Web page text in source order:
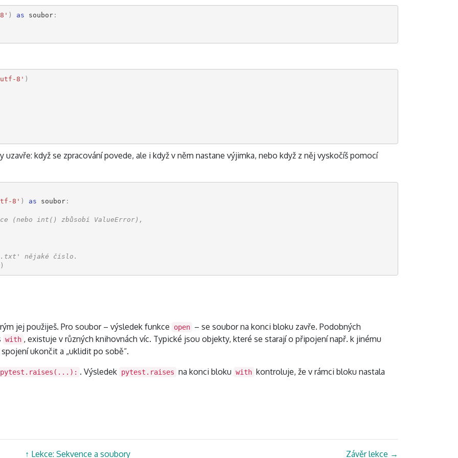
) as soubor:
8' )
uzavře: když se zpracování povede, ale i když v něm nastane výjimka, nebo když z něj vyskočíš pomocí
8' ) as soubor:
(nebo int() zbůsobí ValueError),
nějaké číslo.
)
jej použiješ. Pro soubor – výsledek funkce open – se soubor na konci bloku zavře. Podobných
with , existuje v různých knihovnách víc. Typické jsou objekty, které se starají o připojení např. k jinému
ukončit a „uklidit po sobě“.
. Výsledek pytest.raises na konci bloku with kontroluje, že v rámci bloku nastala
↑ Lekce: Sekvence a soubory Závěr lekce →